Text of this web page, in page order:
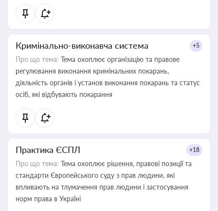
Кримінально-виконавча система +5
Про що тема: Тема охоплює організацію та правове
регулювання виконання кримінальних покарань,
діяльність органів і установ виконання покарань та статус
осіб, які відбувають покарання
Практика ЄСПЛ +18
Про що тема: Тема охоплює рішення, правові позиції та
стандарти Європейського суду з прав людини, які
впливають на тлумачення прав людини і застосування
норм права в Україні